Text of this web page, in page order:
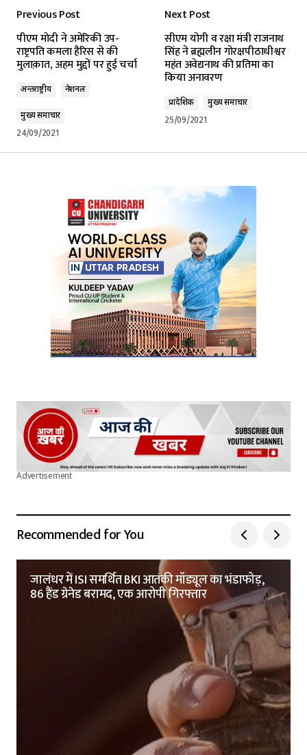
Previous Post
पीएम मोदी ने अमेरिकी उप-
राष्ट्रपति कमला हैरिस से की
मुलाक़ात, अहम मुद्दों पर हुई चर्चा
अन्तर्राष्ट्रीय नेशनल
मुख्य समाचार
24/09/2021
Next Post
सीएम योगी व रक्षा मंत्री राजनाथ
सिंह ने ब्रह्मलीन गोरक्षपीठाधीश्वर
महंत अवेद्यनाथ की प्रतिमा का
किया अनावरण
प्रादेशिक
मुख्य समाचार
25/09/2021
Advertisement
Recommended for You
जालंधर में ISI समर्थित BKI आतंकी मॉड्यूल का भंडाफोड़,
86 हैंड ग्रेनेड बरामद, एक आरोपी गिरफ्तार